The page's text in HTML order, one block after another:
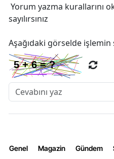
Yorum yazma kurallarını
sayılırsınız
Aşağıdaki görselde işlemin
Genel Magazin Gündem